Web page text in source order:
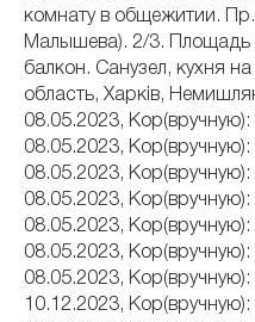
комнату в общежитии.
Малышева). 2/3. Площадь
балкон. Санузел, кухня
область, Харків,
08.05.2023,
08.05.2023,
08.05.2023,
08.05.2023,
08.05.2023,
08.05.2023,
08.05.2023,
10.12.2023,